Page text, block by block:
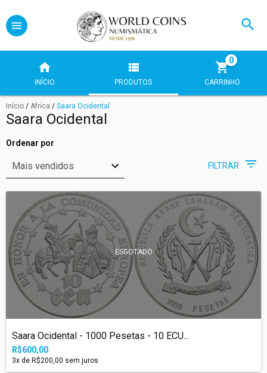
INÍCIO PRODUTOS CARRINHO
0
Início / Africa / Saara Ocidental
Saara Ocidental
Ordenar por
FILTRAR
ESGOTADO
Saara Ocidental - 1000 Pesetas - 10 ECU...
R$600,00
3x de R$200,00 sem juros